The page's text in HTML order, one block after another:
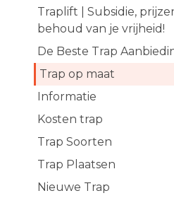
Traplift | Subsidie,
behoud van je vrijheid!
De Beste Trap
Trap op maat
Informatie
Kosten trap
Trap Soorten
Trap Plaatsen
Nieuwe Trap